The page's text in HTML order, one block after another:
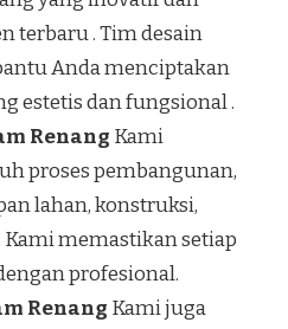
terbaru . Tim desain
Anda menciptakan
estetis dan fungsional .
Renang Kami
proses pembangunan,
lahan, konstruksi,
memastikan setiap
profesional.
Renang Kami juga